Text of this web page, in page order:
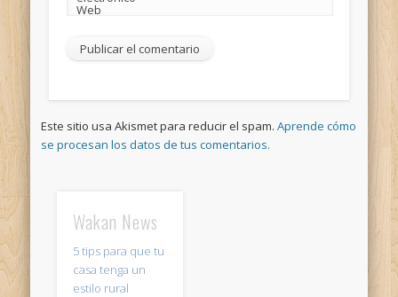
Web
Este sitio usa Akismet para reducir el spam.Aprende cómo
se procesan los datos de tus comentarios.
Wakan News
5 tips para que tu
casa tenga un
estilo rural